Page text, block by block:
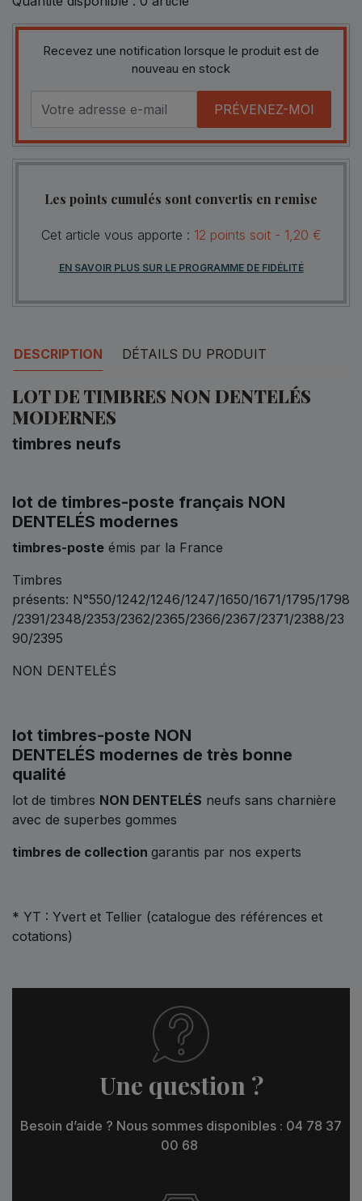
Recevez une notification lorsque le produit est de
nouveau en stock
PRÉVENEZ-MOI
Les points cumulés sont convertis en remise
Cet article vous apporte : 12 points soit - 1,20 €
EN SAVOIR PLUS SUR LE PROGRAMME DE FIDÉLITÉ
DESCRIPTION DÉTAILS DU PRODUIT
LOT DE TIMBRES NON DENTELÉS
MODERNES
timbres neufs
lot de timbres-poste français NON
DENTELÉS modernes
timbres-poste émis par la France
Timbres
présents: N°550/1242/1246/1247/1650/1671/1795/1798
/2391/2348/2353/2362/2365/2366/2367/2371/2388/23
90/2395
NON DENTELÉS
lot timbres-poste NON
DENTELÉS modernes de très bonne
qualité
lot de timbres NON DENTELÉS neufs sans charnière
avec de superbes gommes
timbres de collection garantis par nos experts
* YT : Yvert et Tellier (catalogue des références et
cotations)
Une question ?
Besoin d’aide ? Nous sommes disponibles : 04 78 37
00 68